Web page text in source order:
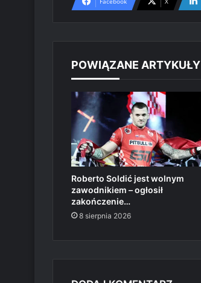
POWIĄZANE ARTYKUŁY
Roberto Soldić jest wolnym
zawodnikiem – ogłosił
zakończenie…
8 sierpnia 2026